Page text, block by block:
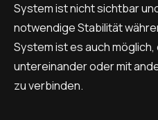
System ist nicht sichtbar
notwendige Stabilität
System ist es auch möglich,
untereinander oder mit
zu verbinden.